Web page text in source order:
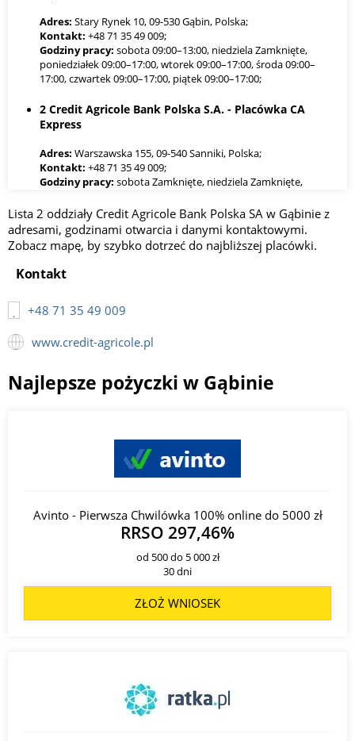
Adres: Stary Rynek 10, 09-530 Gąbin, Polska;
Kontakt: +48 71 35 49 009;
Godziny pracy: sobota 09:00–13:00, niedziela Zamknięte,
poniedziałek 09:00–17:00, wtorek 09:00–17:00, środa 09:00–
17:00, czwartek 09:00–17:00, piątek 09:00–17:00;
2 Credit Agricole Bank Polska S.A. - Placówka CA
Express
Adres: Warszawska 155, 09-540 Sanniki, Polska;
Kontakt: +48 71 35 49 009;
Godziny pracy: sobota Zamknięte, niedziela Zamknięte,
17:00, czwartek 09:00–17:00, piątek 09:00–17:00;
Lista 2 oddziały Credit Agricole Bank Polska SA w Gąbinie z
adresami, godzinami otwarcia i danymi kontaktowymi.
Zobacz mapę, by szybko dotrzeć do najbliższej placówki.
Kontakt
+48 71 35 49 009
www.credit-agricole.pl
Najlepsze pożyczki w Gąbinie
Avinto - Pierwsza Chwilówka 100% online do 5000 zł
RRSO 297,46%
od 500 do 5 000 zł
30 dni
ZŁOŻ WNIOSEK